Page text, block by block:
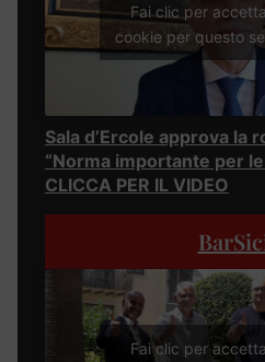
Fai clic per
cookie per questo
Sala d’Ercole approva la
“Norma importante per
CLICCA PER IL VIDEO
Fai clic per